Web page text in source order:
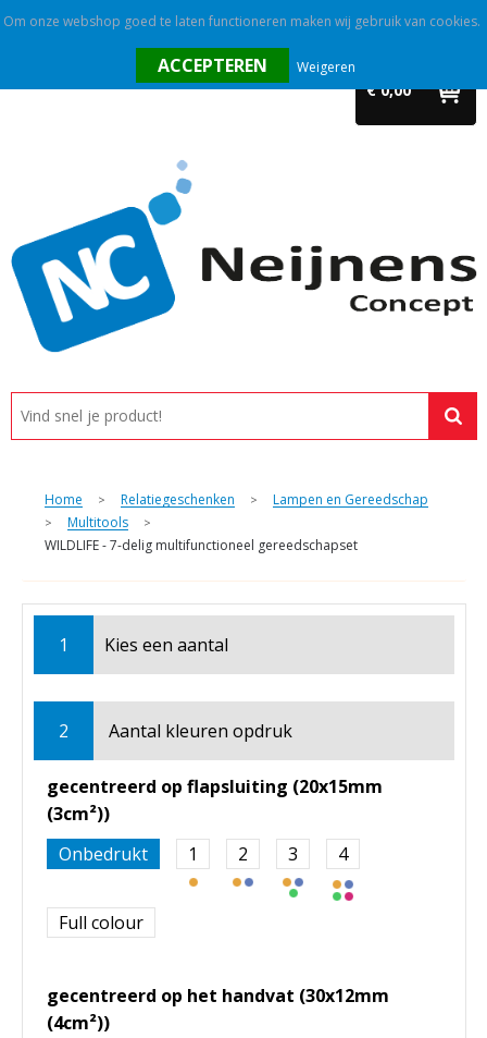
€ 0,00
Promotietextiel
Tassen
Alle categorieën
Custom made
Home > Relatiegeschenken > Lampen en Gereedschap
> Multitools >
WILDLIFE - 7-delig multifunctioneel gereedschapset
1 Kies een aantal
2 Aantal kleuren opdruk
gecentreerd op flapsluiting (20x15mm
(3cm²))
Onbedrukt
1 2 3 4
Full colour
gecentreerd op het handvat (30x12mm
(4cm²))
Om onze webshop goed te laten functioneren maken wij gebruik van cookies.
Weigeren